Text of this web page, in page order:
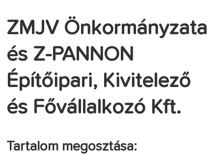
ZMJV Önkormányzata
és Z-PANNON
Építőipari, Kivitelező
és Fővállalkozó Kft.
Tartalom megosztása: